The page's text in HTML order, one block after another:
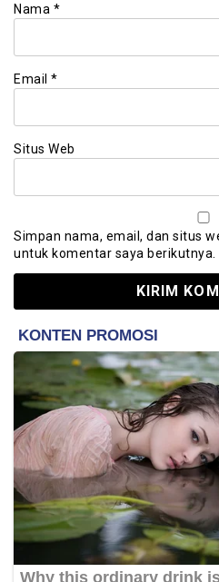
Nama *
Email *
Situs Web
Simpan nama, email, dan situs
untuk komentar saya berikutnya.